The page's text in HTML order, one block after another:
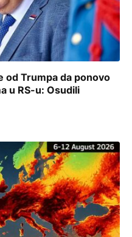
od Trumpa da ponovo
u RS-u: Osudili